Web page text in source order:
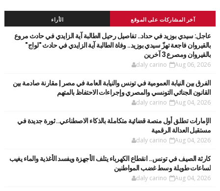
آخر المشاركات على الموقع الأراء
عاجل: سيدي بوزيد في حداد.. تفاصيل رحيل الطالبة آية الزايدي في حادث مروع
بالقيروان فاجعة تهزّ سيدي بوزيد.. وفاة الطالبة آية الزايدي في حادث "لواج"
بالقيروان ومصرع 3 آخرين
daly carino Aug 06, 2026
الفرق بين النيابة العمومية في تونس والنيابة العامة في مصر | مقارنة صادمة بين
القانون الجنائي التونسي والمصري وإجراءات الاحتفاظ بالمتهم
daly carino Aug 04, 2026
الإمارات تطلق أول منصة قضائية متكاملة بالذكاء الاصطناعي.. ثورة جديدة في
مستقبل العدالة الرقمية
daly carino Aug 04, 2026
كارثة الصيف في تونس.. انقطاع الكهرباء يتلف الأجهزة ويفسد الأغذية والماء يغيب
لساعات طويلة وسط غضب المواطنين
daly carino Aug 04, 2026